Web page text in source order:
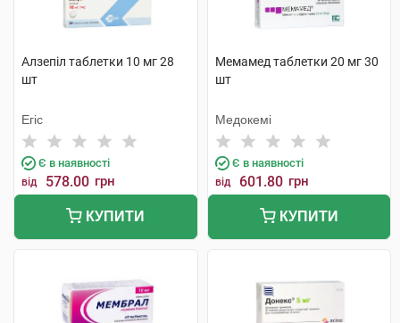
Алзепіл таблетки 10 мг 28
шт
Егіс
Є в наявності
від 578.00 грн
КУПИТИ
Мемамед таблетки 20 мг 30
шт
Медокемі
Є в наявності
від 601.80 грн
КУПИТИ